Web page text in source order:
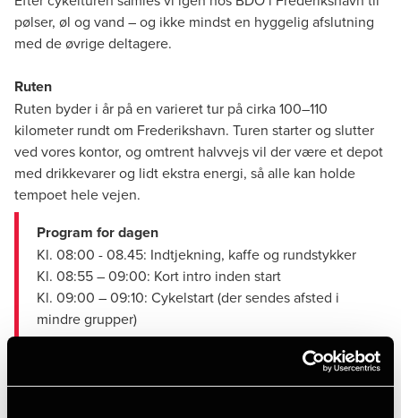
pølser, øl og vand – og ikke mindst en hyggelig afslutning
med de øvrige deltagere.
Ruten
Ruten byder i år på en varieret tur på cirka 100–110
kilometer rundt om Frederikshavn. Turen starter og slutter
ved vores kontor, og omtrent halvvejs vil der være et depot
med drikkevarer og lidt ekstra energi, så alle kan holde
tempoet hele vejen.
Program for dagen
Kl. 08:00 - 08.45: Indtjekning, kaffe og rundstykker
Kl. 08:55 – 09:00: Kort intro inden start
Kl. 09:00 – 09:10: Cykelstart (der sendes afsted i
mindre grupper)
Kl. 13.00 nærmer de hurtigste sig grillen hos BDO, og
vi byder velkommen i mål til pølser, øl og vand frem